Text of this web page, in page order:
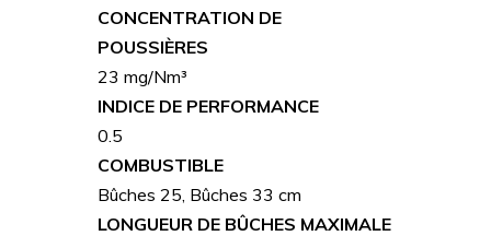
CONCENTRATION DE
POUSSIÈRES
23 mg/Nm³
INDICE DE PERFORMANCE
0.5
COMBUSTIBLE
Bûches 25, Bûches 33 cm
LONGUEUR DE BÛCHES MAXIMALE